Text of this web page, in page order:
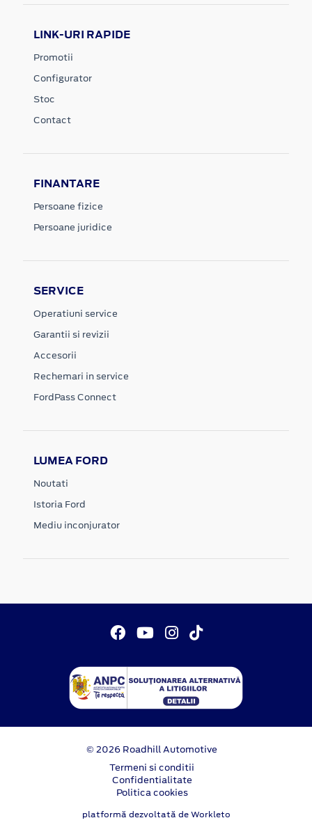
LINK-URI RAPIDE
Promotii
Configurator
Stoc
Contact
FINANTARE
Persoane fizice
Persoane juridice
SERVICE
Operatiuni service
Garantii si revizii
Accesorii
Rechemari in service
FordPass Connect
LUMEA FORD
Noutati
Istoria Ford
Mediu inconjurator
© 2026 Roadhill Automotive
Termeni si conditii
Confidentialitate
Politica cookies
platformă dezvoltată de Workleto